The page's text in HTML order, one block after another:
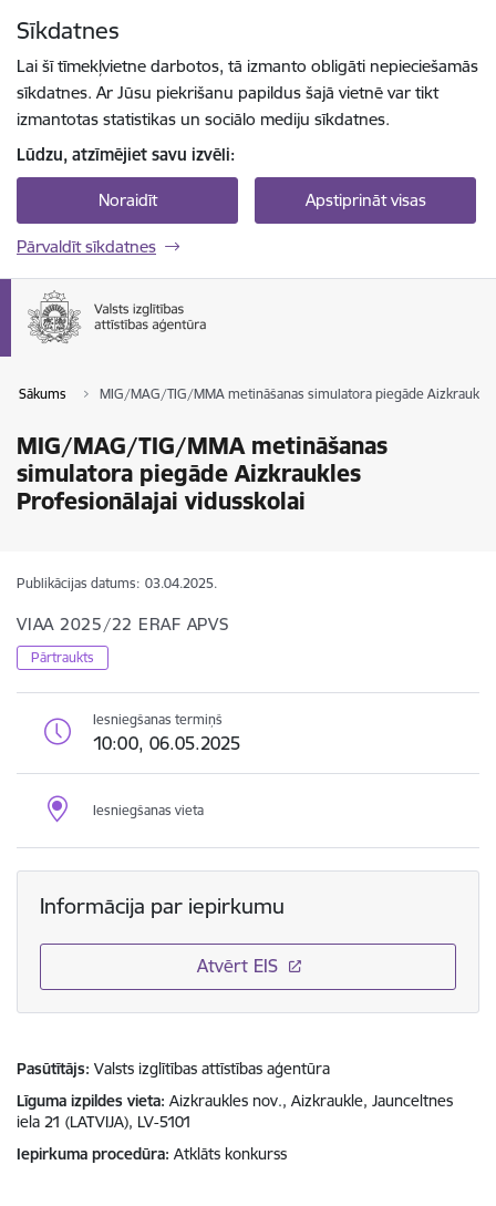
Sīkdatnes
Lai šī tīmekļvietne darbotos, tā izmanto obligāti nepieciešamās
sīkdatnes. Ar Jūsu piekrišanu papildus šajā vietnē var tikt
izmantotas statistikas un sociālo mediju sīkdatnes.
Lūdzu, atzīmējiet savu izvēli:
Noraidīt Apstiprināt visas
Pārvaldīt sīkdatnes
Sākums MIG/MAG/TIG/MMA metināšanas simulatora piegāde
MIG/MAG/TIG/MMA metināšanas
simulatora piegāde Aizkraukles
Profesionālajai vidusskolai
Publikācijas datums: 03.04.2025.
VIAA 2025/22 ERAF APVS
Pārtraukts
Iesniegšanas termiņš
10:00, 06.05.2025
Iesniegšanas vieta
Informācija par iepirkumu
Atvērt EIS
Pasūtītājs Valsts izglītības attīstības aģentūra
Līguma izpildes vieta Aizkraukles nov., Aizkraukle, Jaunceltnes
iela 21 (LATVIJA), LV-5101
Iepirkuma procedūra Atklāts konkurss